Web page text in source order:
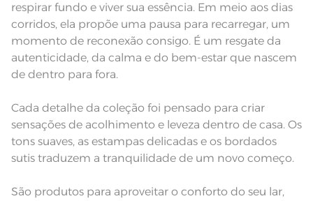
respirar fundo e viver sua essência. Em meio aos dias
corridos, ela propõe uma pausa para recarregar, um
momento de reconexão consigo. É um resgate da
autenticidade, da calma e do bem-estar que nascem
de dentro para fora.
Cada detalhe da coleção foi pensado para criar
sensações de acolhimento e leveza dentro de casa. Os
tons suaves, as estampas delicadas e os bordados
sutis traduzem a tranquilidade de um novo começo.
São produtos para aproveitar o conforto do seu lar,